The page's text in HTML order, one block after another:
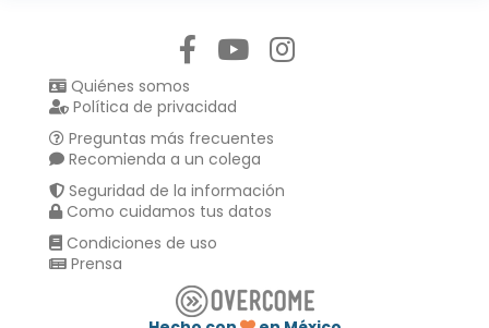
Quiénes somos
Política de privacidad
Preguntas más frecuentes
Recomienda a un colega
Seguridad de la información
Como cuidamos tus datos
Condiciones de uso
Prensa